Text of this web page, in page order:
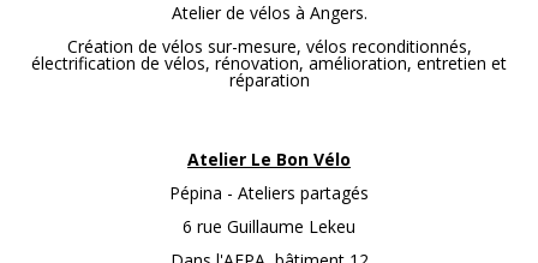
Atelier de vélos à Angers.
Création de vélos sur-mesure, vélos reconditionnés,
électrification de vélos, rénovation, amélioration, entretien et
réparation
Atelier Le Bon Vélo
Pépina - Ateliers partagés
6 rue Guillaume Lekeu